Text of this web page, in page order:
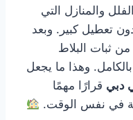
والمنازل التي
تعطيل كبير. وبعد
من ثبات البلاط
وهذا ما يجعل
دبي قرارًا مهمًا
في نفس الوقت.